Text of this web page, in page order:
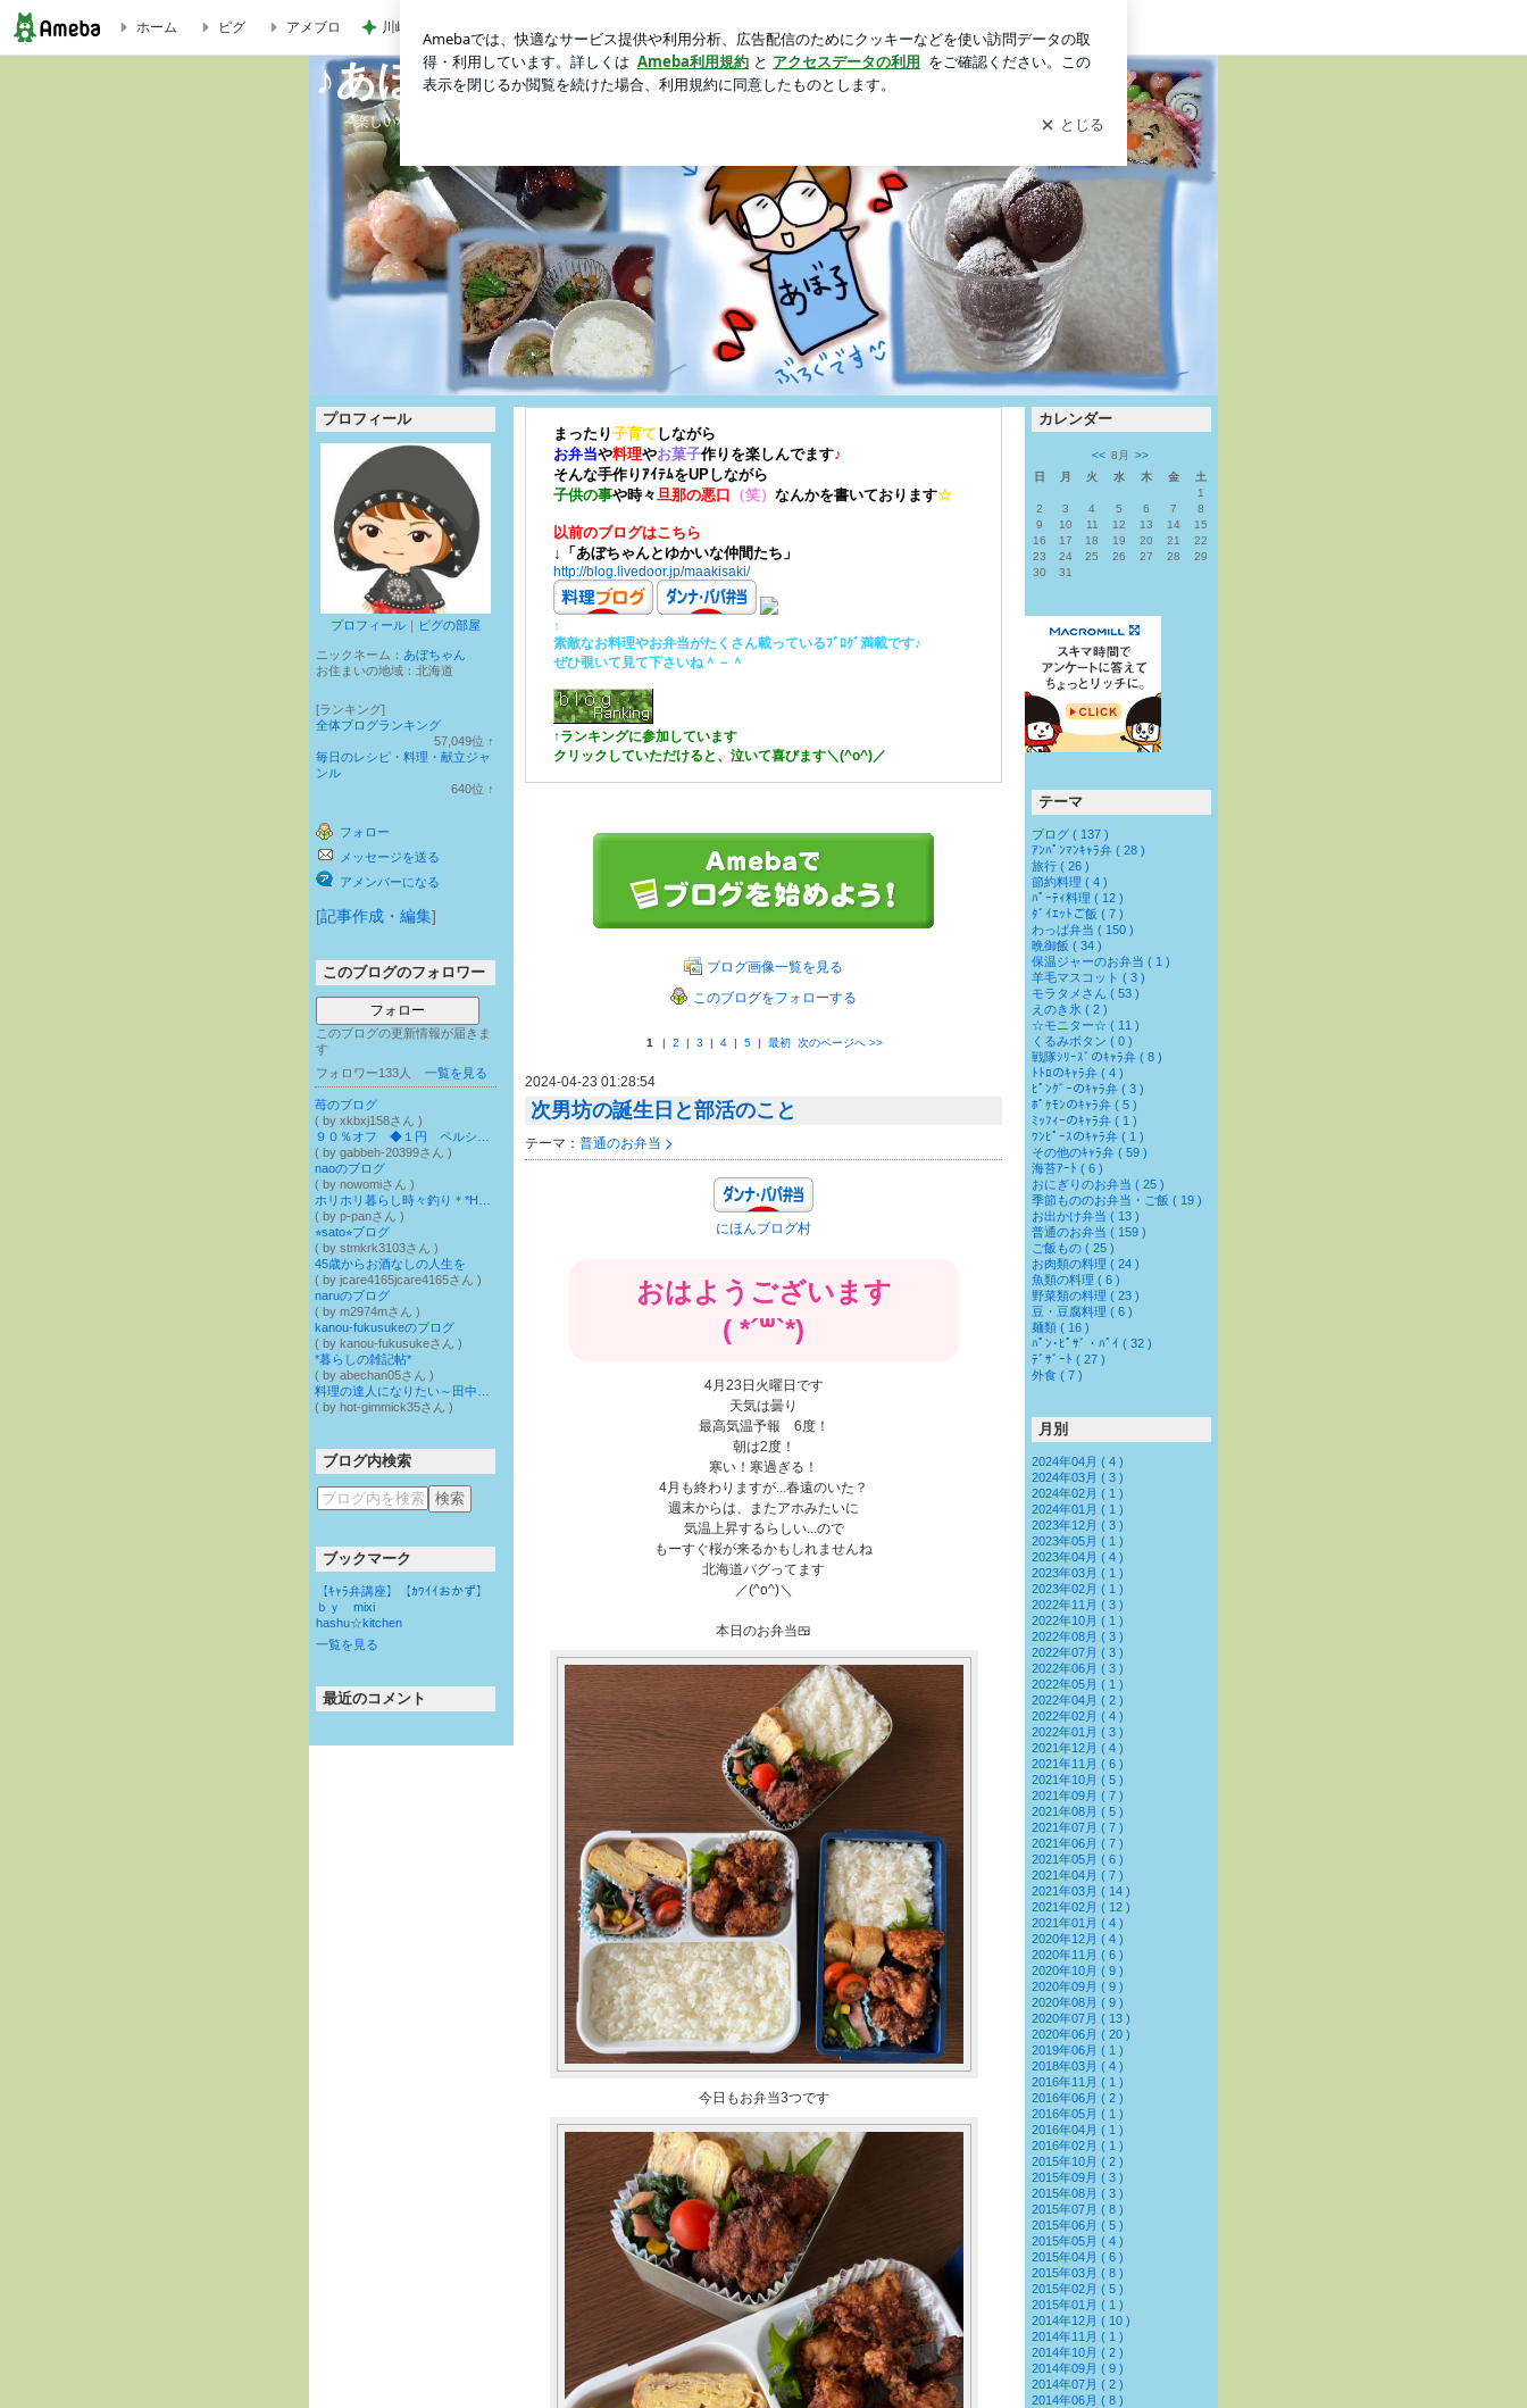
ホーム ピグ アメブロ 川崎希 空港で食べたあんみつ
♪あぼちゃん食堂♪
～楽しい料理とお弁当～
プロフィール
プロフィール ｜ ピグの部屋
ニックネーム： あぼちゃん
お住まいの地域： 北海道
[ランキング]
全体ブログランキング
57,049位 ↑
毎日のレシピ・料理・献立ジャ
ンル
640位 ↑
フォロー
メッセージを送る
アメンバーになる
[記事作成・編集]
このブログのフォロワー
フォロー
このブログの更新情報が届きま
す
フォロワー133人
一覧を見る
苺のブログ
( by xkbxj158さん )
( by gabbeh-20399さん )
naoのブログ
( by nowomiさん )
( by p-panさん )
⭐︎sato⭐︎ブログ
( by stmkrk3103さん )
45歳からお酒なしの人生を
( by jcare4165jcare4165さん )
naruのブログ
( by m2974mさん )
kanou-fukusukeのブログ
( by kanou-fukusukeさん )
*暮らしの雑記帖*
( by abechan05さん )
( by hot-gimmick35さん )
ブログ内検索
ブックマーク
【ｷｬﾗ弁講座】【ｶﾜｲｲおかず】
ｂｙ mixi
hashu☆kitchen
一覧を見る
最近のコメント
まったり子育て しながら
お弁当や料理やお菓子作りを楽しんでます♪
そんな手作りｱｲﾃﾑをUPしながら
子供の事や時々旦那の悪口 （笑） なんかを書いております☆
以前のブログはこちら
↓「あぼちゃんとゆかいな仲間たち」
http://blog.livedoor.jp/maakisaki/
↑
素敵なお料理やお弁当がたくさん載っているﾌﾞﾛｸﾞ満載です♪
ぜひ覗いて見て下さいね＾－＾
↑ランキングに参加しています
クリックしていただけると、泣いて喜びます＼(^o^)／
ブログ画像一覧を見る
このブログをフォローする
1 | 2 | 3 | 4 | 5 | 最初 次のページへ >>
2024-04-23 01:28:54
次男坊の誕生日と部活のこと
テーマ： 普通のお弁当
にほんブログ村
おはようございます
( *´꒳`*)
4月23日火曜日です
天気は曇り
最高気温予報 6度！
朝は2度！
寒い！寒過ぎる！
4月も終わりますが...春遠のいた？
週末からは、またアホみたいに
気温上昇するらしい...ので
もーすぐ桜が来るかもしれませんね
北海道バグってます
／(^o^)＼
本日のお弁当🍱
今日もお弁当3つです
カレンダー
<< 8月
>>
日
月 火 水 木 金
土
1
2
3 4 5 6 7
8
9
10 11 12 13 14
15
16
17 18 19 20 21
22
23
24 25 26 27 28
29
30
31
テーマ
ブログ ( 137 )
ｱﾝﾊﾟﾝﾏﾝｷｬﾗ弁 ( 28 )
旅行 ( 26 )
節約料理 ( 4 )
ﾊﾟｰﾃｨ料理 ( 12 )
ﾀﾞｲｴｯﾄご飯 ( 7 )
わっぱ弁当 ( 150 )
晩御飯 ( 34 )
保温ジャーのお弁当 ( 1 )
羊毛マスコット ( 3 )
モラタメさん ( 53 )
えのき氷 ( 2 )
☆モニター☆ ( 11 )
くるみボタン ( 0 )
戦隊ｼﾘｰｽﾞのｷｬﾗ弁 ( 8 )
ﾄﾄﾛのｷｬﾗ弁 ( 4 )
ﾋﾟﾝｸﾞｰのｷｬﾗ弁 ( 3 )
ﾎﾟｹﾓﾝのｷｬﾗ弁 ( 5 )
ﾐｯﾌｨｰのｷｬﾗ弁 ( 1 )
ﾜﾝﾋﾟｰｽのｷｬﾗ弁 ( 1 )
その他のｷｬﾗ弁 ( 59 )
海苔ｱｰﾄ ( 6 )
おにぎりのお弁当 ( 25 )
季節もののお弁当・ご飯 ( 19 )
お出かけ弁当 ( 13 )
普通のお弁当 ( 159 )
ご飯もの ( 25 )
お肉類の料理 ( 24 )
魚類の料理 ( 6 )
野菜類の料理 ( 23 )
豆・豆腐料理 ( 6 )
麺類 ( 16 )
ﾊﾟﾝ･ﾋﾟｻﾞ・ﾊﾟｲ ( 32 )
ﾃﾞｻﾞｰﾄ ( 27 )
外食 ( 7 )
月別
2024年04月 ( 4 )
2024年03月 ( 3 )
2024年02月 ( 1 )
2024年01月 ( 1 )
2023年12月 ( 3 )
2023年05月 ( 1 )
2023年04月 ( 4 )
2023年03月 ( 1 )
2023年02月 ( 1 )
2022年11月 ( 3 )
2022年10月 ( 1 )
2022年08月 ( 3 )
2022年07月 ( 3 )
2022年06月 ( 3 )
2022年05月 ( 1 )
2022年04月 ( 2 )
2022年02月 ( 4 )
2022年01月 ( 3 )
2021年12月 ( 4 )
2021年11月 ( 6 )
2021年10月 ( 5 )
2021年09月 ( 7 )
2021年08月 ( 5 )
2021年07月 ( 7 )
2021年06月 ( 7 )
2021年05月 ( 6 )
2021年04月 ( 7 )
2021年03月 ( 14 )
2021年02月 ( 12 )
2021年01月 ( 4 )
2020年12月 ( 4 )
2020年11月 ( 6 )
2020年10月 ( 9 )
2020年09月 ( 9 )
2020年08月 ( 9 )
2020年07月 ( 13 )
2020年06月 ( 20 )
2019年06月 ( 1 )
2018年03月 ( 4 )
2016年11月 ( 1 )
2016年06月 ( 2 )
2016年05月 ( 1 )
2016年04月 ( 1 )
2016年02月 ( 1 )
2015年10月 ( 2 )
2015年09月 ( 3 )
2015年08月 ( 3 )
2015年07月 ( 8 )
2015年06月 ( 5 )
2015年05月 ( 4 )
2015年04月 ( 6 )
2015年03月 ( 8 )
2015年02月 ( 5 )
2015年01月 ( 1 )
2014年12月 ( 10 )
2014年11月 ( 1 )
2014年10月 ( 2 )
2014年09月 ( 9 )
2014年07月 ( 2 )
2014年06月 ( 8 )